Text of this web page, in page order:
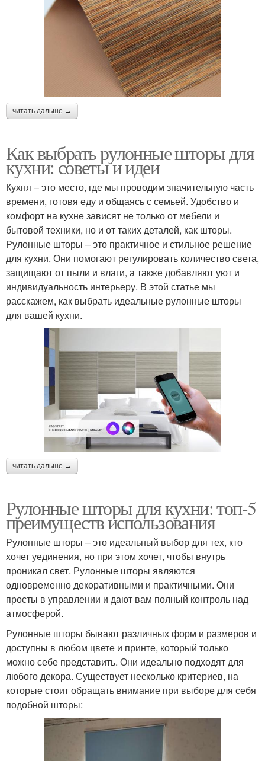
читать дальше →
Как выбрать рулонные шторы для
кухни: советы и идеи
Кухня – это место, где мы проводим значительную часть
времени, готовя еду и общаясь с семьей. Удобство и
комфорт на кухне зависят не только от мебели и
бытовой техники, но и от таких деталей, как шторы.
Рулонные шторы – это практичное и стильное решение
для кухни. Они помогают регулировать количество света,
защищают от пыли и влаги, а также добавляют уют и
индивидуальность интерьеру. В этой статье мы
расскажем, как выбрать идеальные рулонные шторы
для вашей кухни.
читать дальше →
Рулонные шторы для кухни: топ-5
преимуществ использования
Рулонные шторы – это идеальный выбор для тех, кто
хочет уединения, но при этом хочет, чтобы внутрь
проникал свет. Рулонные шторы являются
одновременно декоративными и практичными. Они
просты в управлении и дают вам полный контроль над
атмосферой.
Рулонные шторы бывают различных форм и размеров и
доступны в любом цвете и принте, который только
можно себе представить. Они идеально подходят для
любого декора. Существует несколько критериев, на
которые стоит обращать внимание при выборе для себя
подобной шторы: